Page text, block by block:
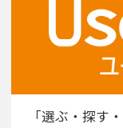
「選ぶ・探す